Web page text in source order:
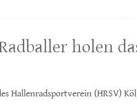
holen
Hallenradsportverein (HRSV)